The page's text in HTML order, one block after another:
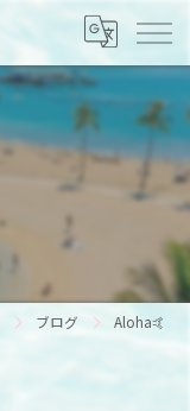
ブログ Aloha🤙